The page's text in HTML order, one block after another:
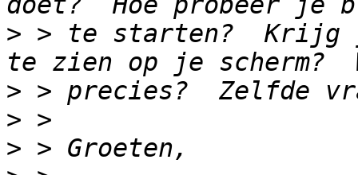
> > te starten?  Krijg
>
>
>